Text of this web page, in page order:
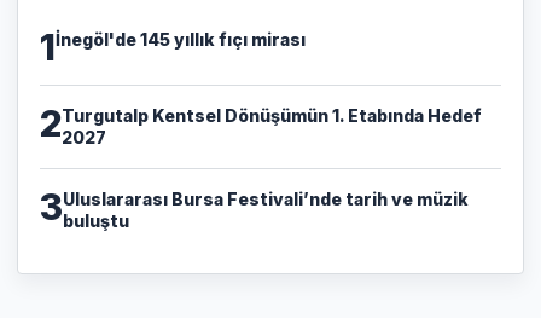
1İnegöl'de 145 yıllık fıçı mirası
2Turgutalp Kentsel Dönüşümün 1. Etabında Hedef
2027
3Uluslararası Bursa Festivali’nde tarih ve müzik
buluştu